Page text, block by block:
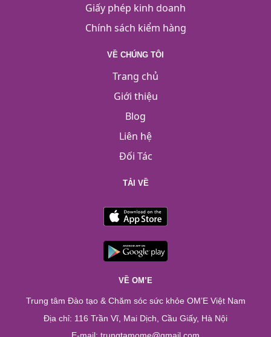
Giấy phép kinh doanh
Chính sách kiểm hàng
VỀ CHÚNG TÔI
Trang chủ
Giới thiệu
Blog
Liên hệ
Đối Tác
TẢI VỀ
VỀ OM’E
Trung tâm Đào tạo & Chăm sóc sức khỏe OM’E Việt Nam
Địa chỉ: 116 Trần Vĩ, Mai Dịch, Cầu Giấy, Hà Nội
E-mail: trungtamome@gmail.com